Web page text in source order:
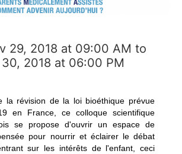
29, 2018 at 09:00 AM to
2018 at 06:00 PM
la révision de la loi bioéthique prévue
en France, ce colloque scientifique
se propose d'ouvrir un espace de
pour nourrir et éclairer le débat
sur les intérêts de l'enfant, ceci